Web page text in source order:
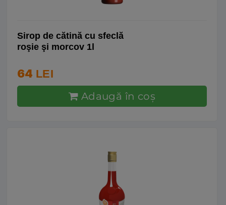
Sirop de cătină cu sfeclă
roşie şi morcov 1l
64 LEI
Adaugă în coş